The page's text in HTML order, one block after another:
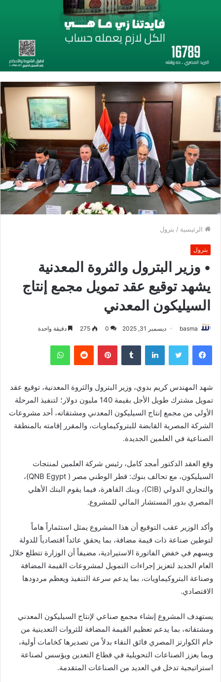
الرئيسية / بترول
بترول
• وزير البترول والثروة المعدنية
يشهد توقيع عقد تمويل مجمع إنتاج
السيليكون المعدني
basma ديسمبر 31, 2025 0
275 دقيقة واحدة
فيسبوك تويتر لينكدإن بينتيريست واتساب
شهد المهندس كريم بدوي، وزير البترول والثروة المعدنية، توقيع عقد
تمويل مشترك طويل الأجل بقيمة 140 مليون دولار؛ لتنفيذ المرحلة
الأولى من مجمع إنتاج السيليكون المعدني ومشتقاته، أحد مشروعات
الشركة المصرية القابضة للبتروكيماويات، والمقرر إقامته بالمنطقة
الصناعية في العلمين الجديدة.
وقع العقد الدكتور أمجد كامل، رئيس شركة العلمين لمنتجات
السيليكون، مع تحالف بنوك: قطر الوطني مصر ( QNB Egypt)،
والتجاري الدولي (CIB)، وبنك القاهرة، فيما يقوم البنك الأهلي
المصري بدور المستشار المالي للمشروع.
وأكد الوزير عقب التوقيع أن هذا المشروع يمثل استثماراً هاماً
لتوطين صناعة ذات قيمة مضافة، بما يحقق عائداً اقتصادياً للدولة
ويسهم في خفض الفاتورة الاستيرادية، مضيفاً أن الوزارة تتطلع خلال
العام الجديد لتعزيز إجراءات التمويل لمشروعات القيمة المضافة
وصناعة البتروكيماويات، بما يدعم سرعة التنفيذ ويعظم مردودها
الاقتصادي.
يستهدف المشروع إنشاء مجمع صناعي لإنتاج السيليكون المعدني
ومشتقاته، بما يدعم تعظيم القيمة المضافة للثروات التعدينية من
خام الكوارتز المصري فائق النقاء بدلاً من تصديرها كخامات أولية،
وبما يعزز الصناعات التحويلية في قطاع التعدين ويؤسس لصناعة
استراتيجية تدخل في العديد من الصناعات المتقدمة.